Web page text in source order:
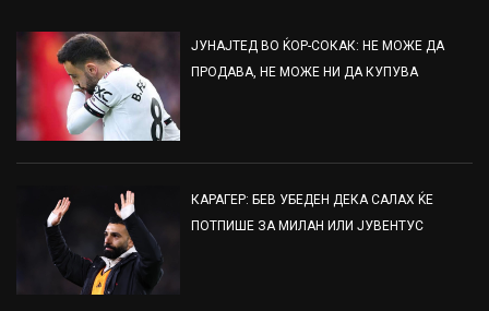
ЈУНАЈТЕД ВО ЌОР-СОКАК: НЕ МОЖЕ ДА
ПРОДАВА, НЕ МОЖЕ НИ ДА КУПУВА
КАРАГЕР: БЕВ УБЕДЕН ДЕКА САЛАХ ЌЕ
ПОТПИШЕ ЗА МИЛАН ИЛИ ЈУВЕНТУС